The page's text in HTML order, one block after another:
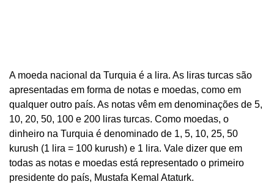
A moeda nacional da Turquia é a lira. As liras turcas são
apresentadas em forma de notas e moedas, como em
qualquer outro país. As notas vêm em denominações de 5,
10, 20, 50, 100 e 200 liras turcas. Como moedas, o
dinheiro na Turquia é denominado de 1, 5, 10, 25, 50
kurush (1 lira = 100 kurush) e 1 lira. Vale dizer que em
todas as notas e moedas está representado o primeiro
presidente do país, Mustafa Kemal Ataturk.